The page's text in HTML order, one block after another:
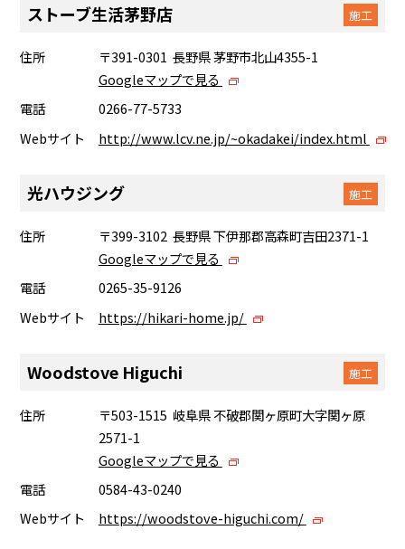
ストーブ生活茅野店 施工
住所
〒391-0301 長野県 茅野市北山4355-1
Googleマップで見る
電話
0266-77-5733
Webサイト
http://www.lcv.ne.jp/~okadakei/index.html
光ハウジング 施工
住所
〒399-3102 長野県 下伊那郡高森町吉田2371-1
Googleマップで見る
電話
0265-35-9126
Webサイト
https://hikari-home.jp/
Woodstove Higuchi 施工
住所
〒503-1515 岐阜県 不破郡関ヶ原町大字関ヶ原
2571-1
Googleマップで見る
電話
0584-43-0240
Webサイト
https://woodstove-higuchi.com/